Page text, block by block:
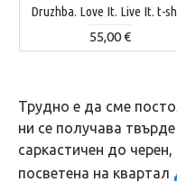
Трудно е да сме
ни се получава
саркастичен до
посветена на квартал
Druzhba. Love It. Live It. t-
55,00 €